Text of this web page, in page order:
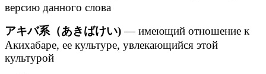
версию данного слова
アキバ系（あきばけい)— имеющий отношение к
Акихабаре, ее культуре, увлекающийся этой
культурой